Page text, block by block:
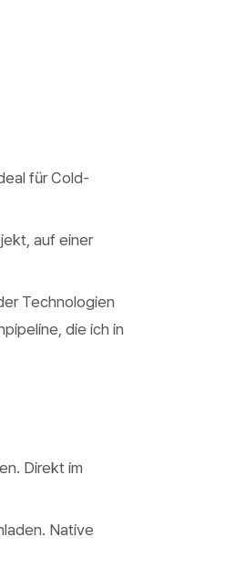
für Cold-
auf einer
Technologien
die ich in
Direkt im
Native